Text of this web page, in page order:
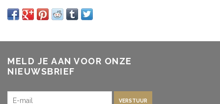
MELD JE AAN VOOR ONZE
NIEUWSBRIEF
VERSTUUR